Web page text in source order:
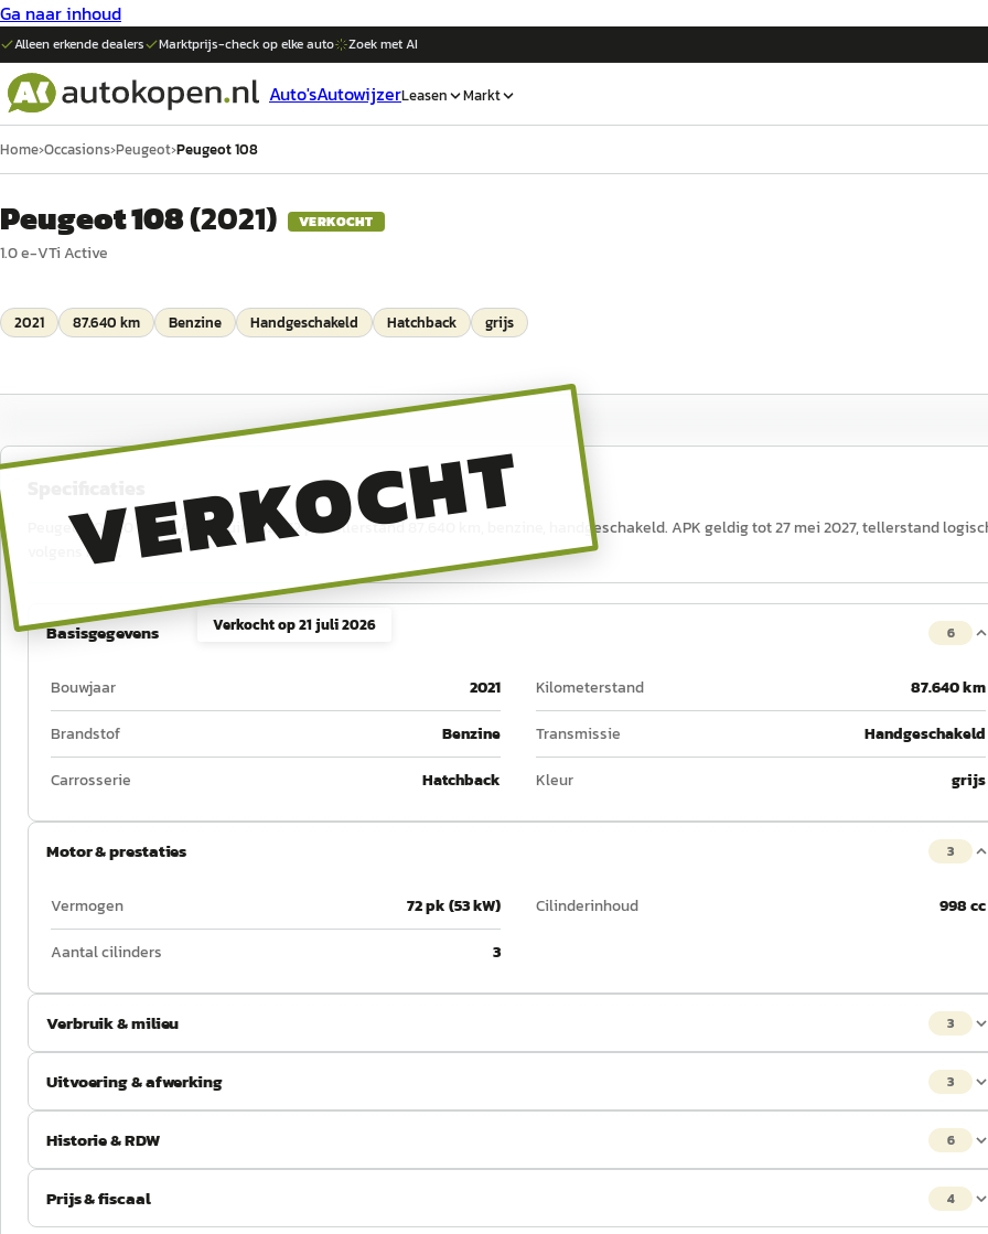
Ga naar inhoud
Alleen erkende dealers Marktprijs-check op elkeauto Zoek met AI
Auto'sAutowijzerLeasen Markt
Home›Occasions›Peugeot›Peugeot 108
Peugeot 108(2021) VERKOCHT
1.0 e-VTi Active
2021 87.640 km Benzine Handgeschakeld Hatchback grijs
VERKOCHT
Verkocht op21 juli 2026
Peugeot 108 1.0 e-VTi Active uit 2021, 72 pk, tellerstand 87.640 km, benzine, handgeschakeld. APK geldig tot 27 mei 2027, tellerstand
volgens RDW.
Basisgegevens 6
Bouwjaar 2021 Kilometerstand
87.640 km
Brandstof
Benzine Transmissie
Handgeschakeld
Carrosserie
Hatchback Kleur grijs
Motor & prestaties 3
Vermogen 72 pk (53 kW) Cilinderinhoud
998 cc
Aantal cilinders
3
Verbruik & milieu 3
Uitvoering & afwerking 3
Historie & RDW 6
Prijs & fiscaal 4